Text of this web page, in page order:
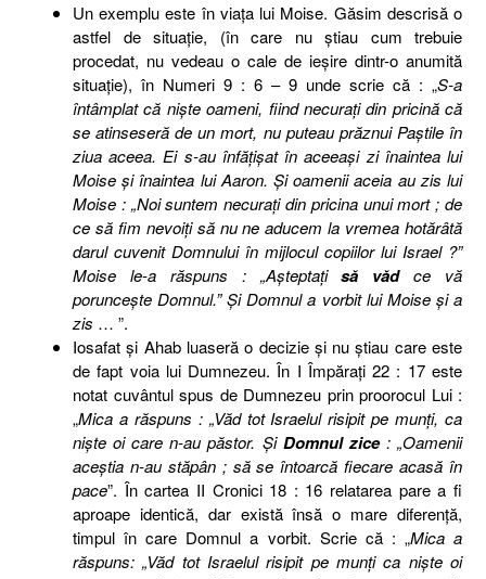
Un exemplu este în viaţa lui Moise. Găsim descrisă o
astfel de situaţie, (în care nu ştiau cum trebuie
procedat, nu vedeau o cale de ieşire dintr-o anumită
situaţie), în Numeri 9 : 6 – 9 unde scrie că : „S-a
întâmplat că nişte oameni, fiind necuraţi din pricină că
se atinseseră de un mort, nu puteau prăznui Paştile în
ziua aceea. Ei s-au înfăţişat în aceeaşi zi înaintea lui
Moise şi înaintea lui Aaron. Şi oamenii aceia au zis lui
Moise : „Noi suntem necuraţi din pricina unui mort ; de
ce să fim nevoiţi să nu ne aducem la vremea hotărâtă
darul cuvenit Domnului în mijlocul copiilor lui Israel ?”
Moise le-a răspuns : „Aşteptaţisă vădce vă
porunceşte Domnul.” Şi Domnul a vorbit lui Moise şi a
zis … ”.
Iosafat şi Ahab luaseră o decizie şi nu ştiau care este
de fapt voia lui Dumnezeu. În I Împăraţi 22 : 17 este
notat cuvântul spus de Dumnezeu prin proorocul Lui :
„Mica a răspuns : „Văd tot Israelul risipit pe munţi, ca
nişte oi care n-au păstor. Şi Domnul zice: „Oamenii
aceştia n-au stăpân ; să se întoarcă fiecare acasă în
pace”. În cartea II Cronici 18 : 16 relatarea pare a fi
aproape identică, dar există însă o mare diferenţă,
timpul în care Domnul a vorbit. Scrie că : „Mica a
răspuns: „Văd tot Israelul risipit pe munţi ca nişte oi